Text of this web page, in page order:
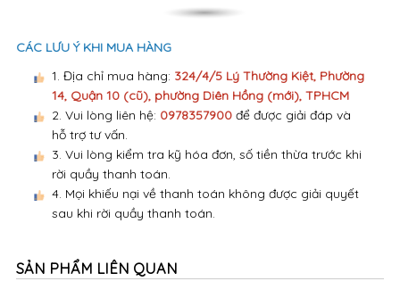
CÁC LƯU Ý KHI MUA HÀNG
1. Địa chỉ mua hàng: 324/4/5 Lý Thường Kiệt, Phường
14, Quận 10 (cũ), phường Diên Hồng (mới), TPHCM
2. Vui lòng liên hệ: 0978357900để được giải đáp và
hỗ trợ tư vấn.
3. Vui lòng kiểm tra kỹ hóa đơn, số tiền thừa trước khi
rời quầy thanh toán.
4. Mọi khiếu nại về thanh toán không được giải quyết
sau khi rời quầy thanh toán.
SẢN PHẨM LIÊN QUAN